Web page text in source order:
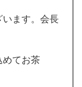
ます。会長
てお茶